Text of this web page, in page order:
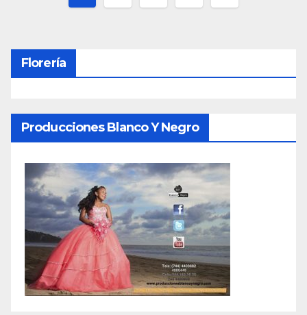
entradas
Florería
Producciones Blanco Y Negro